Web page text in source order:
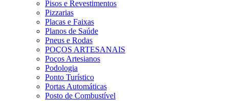
Pisos e Revestimentos
Pizzarias
Placas e Faixas
Planos de Saúde
Pneus e Rodas
POÇOS ARTESANAIS
Poços Artesianos
Podologia
Ponto Turístico
Portas Automáticas
Posto de Combustível